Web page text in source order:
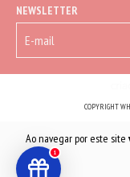
Ao navegar por este site
NEWSLETTER
COPYRIGHT
1